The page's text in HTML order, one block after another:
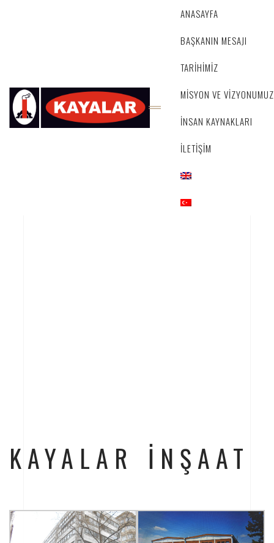
ANASAYFA
BAŞKANIN MESAJI
TARİHİMİZ
MİSYON VE VİZYONUMUZ
İNSAN KAYNAKLARI
İLETİŞİM
KAYALAR İNŞAAT